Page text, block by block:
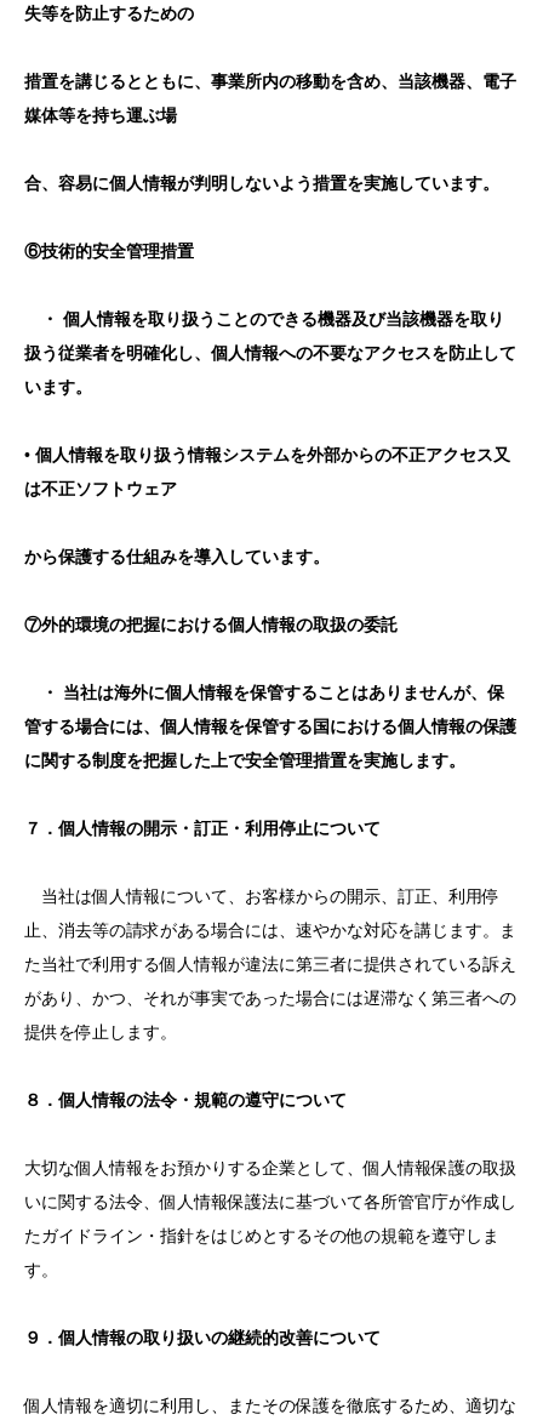
失等を防止するための
措置を講じるとともに、事業所内の移動を含め、当該機器、電子
媒体等を持ち運ぶ場
合、容易に個人情報が判明しないよう措置を実施しています。
⑥技術的安全管理措置
・ 個人情報を取り扱うことのできる機器及び当該機器を取り
扱う従業者を明確化し、個人情報への不要なアクセスを防止して
います。
• 個人情報を取り扱う情報システムを外部からの不正アクセス又
は不正ソフトウェア
から保護する仕組みを導入しています。
⑦外的環境の把握における個人情報の取扱の委託
・ 当社は海外に個人情報を保管することはありませんが、保
管する場合には、個人情報を保管する国における個人情報の保護
に関する制度を把握した上で安全管理措置を実施します。
７．個人情報の開示・訂正・利用停止について
当社は個人情報について、お客様からの開示、訂正、利用停
止、消去等の請求がある場合には、速やかな対応を講じます。ま
た当社で利用する個人情報が違法に第三者に提供されている訴え
があり、かつ、それが事実であった場合には遅滞なく第三者への
提供を停止します。
８．個人情報の法令・規範の遵守について
大切な個人情報をお預かりする企業として、個人情報保護の取扱
いに関する法令、個人情報保護法に基づいて各所管官庁が作成し
たガイドライン・指針をはじめとするその他の規範を遵守しま
す。
９．個人情報の取り扱いの継続的改善について
個人情報を適切に利用し、またその保護を徹底するため、適切な